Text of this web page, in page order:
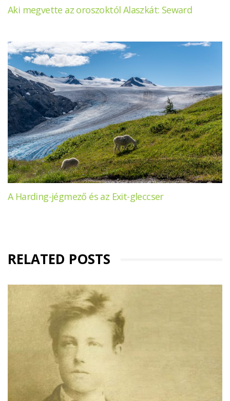
Aki megvette az oroszoktól Alaszkát: Seward
A Harding-jégmező és az Exit-gleccser
RELATED POSTS